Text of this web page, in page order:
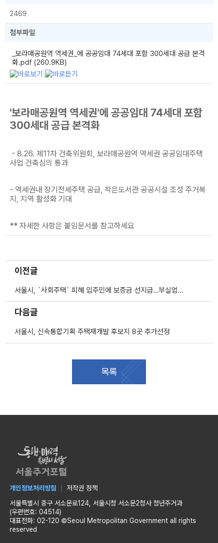
2469
첨부파일
_보라매공원역 역세권_에 공공임대 74세대 포함 300세대 공급 본격
화.pdf (260.9KB)
'보라매공원역 역세권'에 공공임대 74세대 포함
300세대 공급 본격화
- 8.26. 제11차 건축위원회, 보라매공원역 역세권 공공임대주택
사업 건축심의 통과
- 역세권내 장기전세주택 공급, 작은도서관 공공시설 조성 주거복
지, 지역 활성화 기대
** 자세한 사항은 붙임문서를 참고하세요
이전글
서울시, `사회주택` 피해 입주민에 보증금 선지급…부실업체 계약해지·SH 직영 전환
다음글
서울시, 신속통합기획 주택재개발 후보지 8곳 추가선정
목록
개인정보처리방침
저작권 정책
서울특별시 중구 서소문로124, 서울시청 서소문2청사 청년주거과
(우편번호: 04514)
대표전화: 02-120 ©Seoul Metropolitan Government all rights
reserved